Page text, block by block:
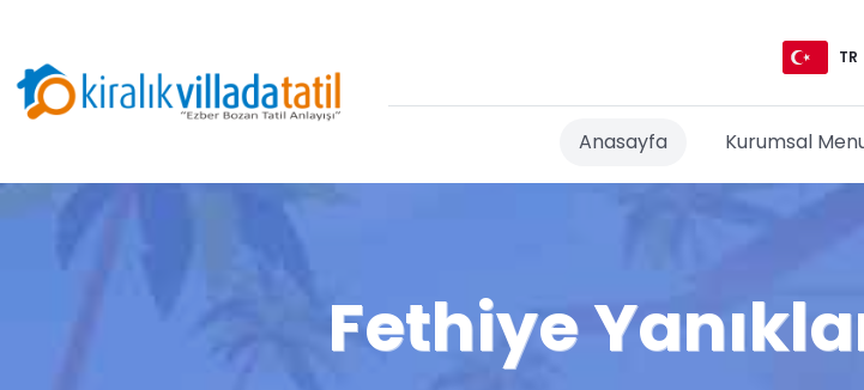
TR
Anasayfa Kurumsal
Fethiye